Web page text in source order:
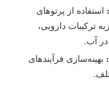
استفاده از پرتوهای
ترکیبات دارویی،
آب.
بهینه‌سازی فرآیندهای